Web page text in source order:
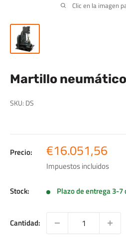
Clic en la imagen
Martillo
SKU: DS
Precio: Precio
de
venta
€16.051,56
Impuestos incluidos
Stock: Plazo de entrega 3-
Cantidad: